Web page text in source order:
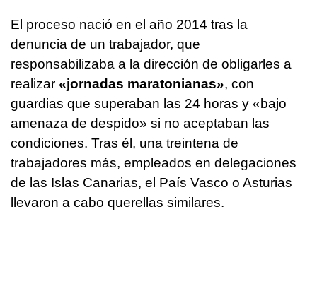
El proceso nació en el año 2014 tras la
denuncia de un trabajador, que
responsabilizaba a la dirección de obligarles a
realizar «jornadas maratonianas», con
guardias que superaban las 24 horas y «bajo
amenaza de despido» si no aceptaban las
condiciones. Tras él, una treintena de
trabajadores más, empleados en delegaciones
de las Islas Canarias, el País Vasco o Asturias
llevaron a cabo querellas similares.